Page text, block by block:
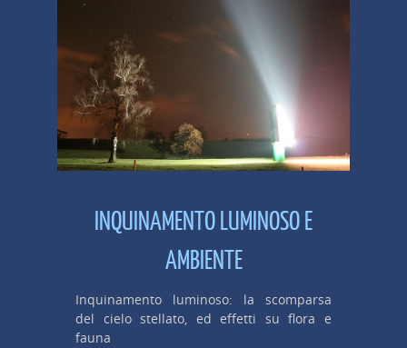
INQUINAMENTO LUMINOSO E
AMBIENTE
Inquinamento luminoso: la scomparsa
del cielo stellato, ed effetti su flora e
fauna